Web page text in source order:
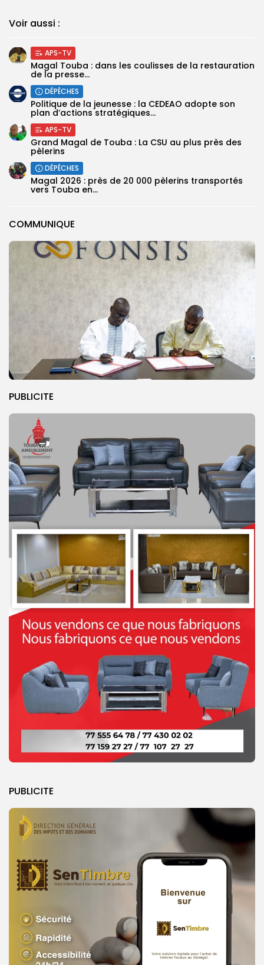
COMMUNIQUE
PUBLICITE
PUBLICITE
Voir aussi :
APS-TV
Magal Touba : dans les coulisses de la restauration
de la presse...
DÉPÊCHES
Politique de la jeunesse : la CEDEAO adopte son
plan d’actions stratégiques...
APS-TV
Grand Magal de Touba : La CSU au plus près des
pèlerins
DÉPÊCHES
Magal 2026 : près de 20 000 pèlerins transportés
vers Touba en...